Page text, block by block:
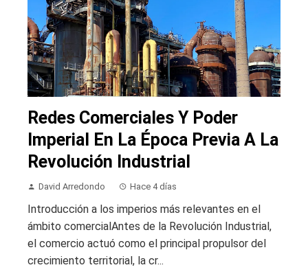
Redes Comerciales Y Poder
Imperial En La Época Previa A La
Revolución Industrial
David Arredondo Hace 4 días
Introducción a los imperios más relevantes en el
ámbito comercialAntes de la Revolución Industrial,
el comercio actuó como el principal propulsor del
crecimiento territorial, la cr...